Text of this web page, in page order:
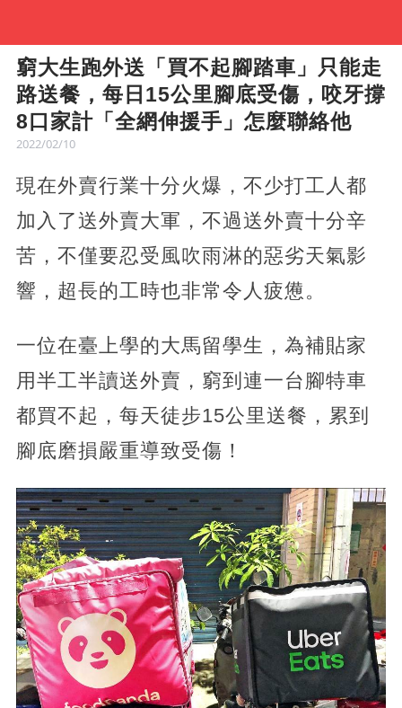
窮大生跑外送「買不起腳踏車」只能走
路送餐，每日15公里腳底受傷，咬牙撐
8口家計「全網伸援手」怎麼聯絡他
2022/02/10
現在外賣行業十分火爆，不少打工人都
加入了送外賣大軍，不過送外賣十分辛
苦，不僅要忍受風吹雨淋的惡劣天氣影
響，超長的工時也非常令人疲憊。
一位在臺上學的大馬留學生，為補貼家
用半工半讀送外賣，窮到連一台腳特車
都買不起，每天徒步15公里送餐，累到
腳底磨損嚴重導致受傷！